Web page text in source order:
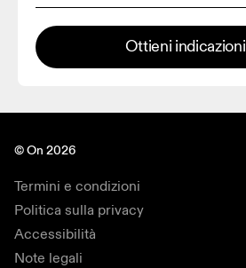
Ottieni indicazioni
© On 2026
Termini e condizioni
Politica sulla privacy
Accessibilità
Note legali